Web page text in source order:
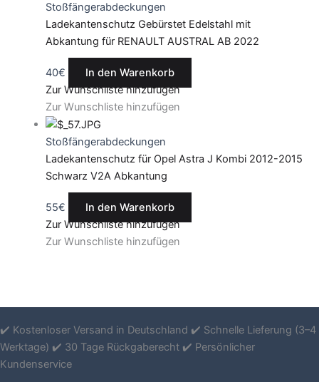
Stoßfängerabdeckungen
Ladekantenschutz Gebürstet Edelstahl mit
Abkantung für RENAULT AUSTRAL AB 2022
40€
In den Warenkorb
Zur Wunschliste hinzufügen
Zur Wunschliste hinzufügen
Stoßfängerabdeckungen
Ladekantenschutz für Opel Astra J Kombi 2012-2015
Schwarz V2A Abkantung
55€
In den Warenkorb
Zur Wunschliste hinzufügen
Zur Wunschliste hinzufügen
✔️ Kostenloser Versand in Deutschland ✔️ Schnelle Lieferung (3–4
Werktage) ✔️ 30 Tage Rückgaberecht ✔️ Persönlicher
Kundenservice